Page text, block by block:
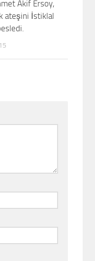
Akif Ersoy,
ateşini İstiklal